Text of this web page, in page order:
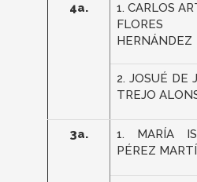
4a.
1. CARLOS
FLORES
HERNÁNDEZ
2. JOSUÉ DE
TREJO
3a.
1. MARÍA
PÉREZ